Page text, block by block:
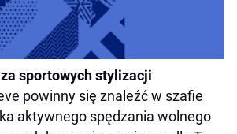
sportowych stylizacji
powinny się znaleźć w szafie
aktywnego spędzania wolnego